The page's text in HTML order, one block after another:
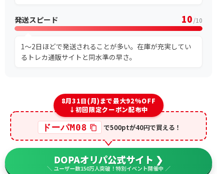
発送スピード 10/10
1～2日ほどで発送されることが多い。在庫が充実してい
るトレカ通販サイトと同水準の早さ。
8月31日(月)まで最大92%OFF
↓初回限定クーポン配布中
ドーパM08 で500ptが40円で買える！
DOPAオリパ公式サイト ❯
＼ ユーザー数150万人突破！特別イベント開催中 ／